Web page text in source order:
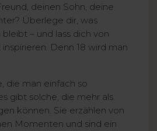
deinen Sohn, deine
Überlege dir, was
– und lass dich von
Denn 18 wird man
die man einfach so
gibt solche, die mehr als
können. Sie erzählen von
Momenten und sind ein